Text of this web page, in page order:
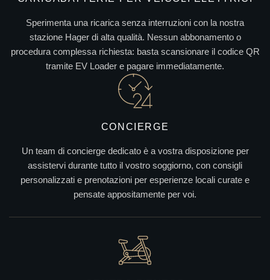
Sperimenta una ricarica senza interruzioni con la nostra
stazione Hager di alta qualità. Nessun abbonamento o
procedura complessa richiesta: basta scansionare il codice QR
tramite EV Loader e pagare immediatamente.
CONCIERGE
Un team di concierge dedicato è a vostra disposizione per
assistervi durante tutto il vostro soggiorno, con consigli
personalizzati e prenotazioni per esperienze locali curate e
pensate appositamente per voi.